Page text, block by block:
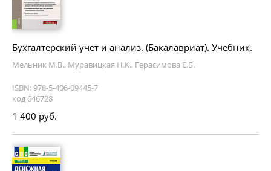
Бухгалтерский учет и анализ. (Бакалавриат). Учебник.
Мельник М.В., Муравицкая Н.К., Герасимова Е.Б.
ISBN: 978-5-406-09445-7
код 646728
1 400 руб.